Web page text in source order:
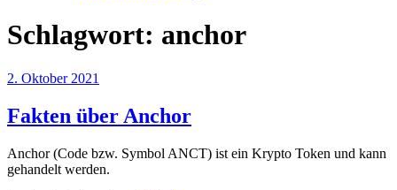
Schlagwort: anchor
Veröffentlicht
2. Oktober 2021
Fakten über Anchor
Anchor (Code bzw. Symbol ANCT) ist ein Krypto Token und kann
gehandelt werden.